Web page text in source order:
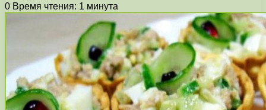
0 Время чтения: 1 минута